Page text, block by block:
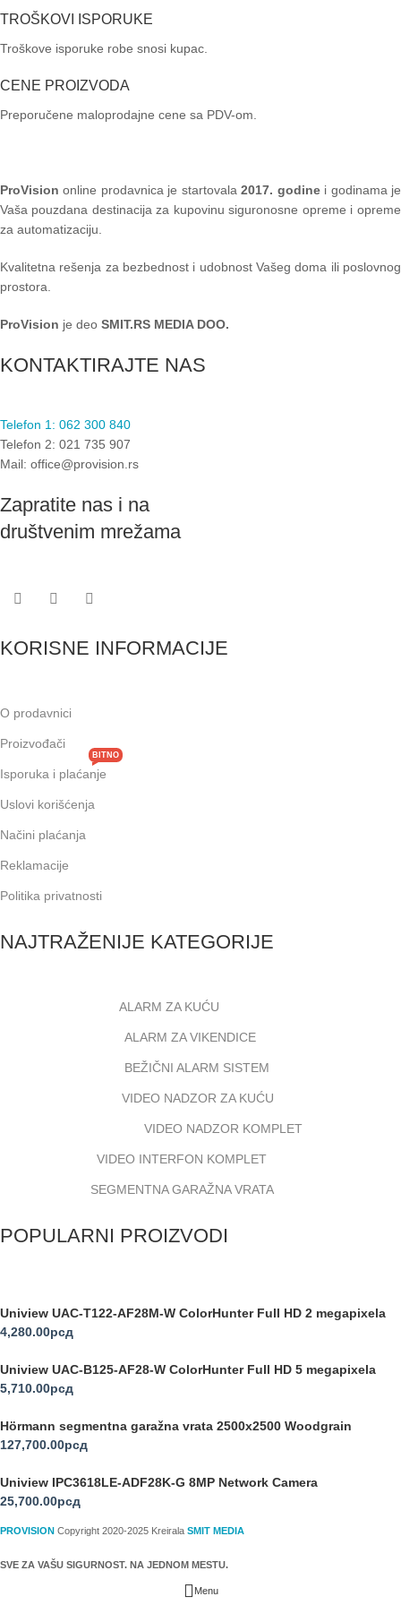
TROŠKOVI ISPORUKE
Troškove isporuke robe snosi kupac.
CENE PROIZVODA
Preporučene maloprodajne cene sa PDV-om.
ProVision online prodavnica je startovala2017. godinei godinama je
Vaša pouzdana destinacija za kupovinu siguronosne opreme i opreme
za automatizaciju.
Kvalitetna rešenja za bezbednost i udobnost Vašeg doma ili poslovnog
prostora.
ProVision je deo SMIT.RS MEDIA DOO.
KONTAKTIRAJTE NAS
Telefon 1: 062 300 840
Telefon 2: 021 735 907
Mail: office@provision.rs
Zapratite nas i na
društvenim mrežama
KORISNE INFORMACIJE
O prodavnici
Proizvođači
Isporuka i plaćanje
BITNO
Uslovi korišćenja
Načini plaćanja
Reklamacije
Politika privatnosti
NAJTRAŽENIJE KATEGORIJE
ALARM ZA KUĆU
ALARM ZA VIKENDICE
BEŽIČNI ALARM SISTEM
VIDEO NADZOR ZA KUĆU
VIDEO NADZOR KOMPLET
VIDEO INTERFON KOMPLET
SEGMENTNA GARAŽNA VRATA
POPULARNI PROIZVODI
Uniview UAC-T122-AF28M-W ColorHunter Full HD 2 megapixela
4,280.00рсд
Uniview UAC-B125-AF28-W ColorHunter Full HD 5 megapixela
5,710.00рсд
Hörmann segmentna garažna vrata 2500x2500 Woodgrain
127,700.00рсд
Uniview IPC3618LE-ADF28K-G 8MP Network Camera
25,700.00рсд
PROVISION Copyright 2020-2025 Kreirala SMIT MEDIA
SVE ZA VAŠU SIGURNOST. NA JEDNOM MESTU.
Menu